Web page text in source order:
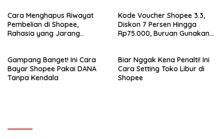
Cara Menghapus Riwayat
Pembelian di Shopee,
Rahasia yang Jarang
Kode Voucher Shopee 3.3,
Diskon 7 Persen Hingga
Rp75.000, Buruan Gunakan
Gampang Banget! Ini Cara
Bayar Shopee Pakai DANA
Tanpa Kendala
Biar Nggak Kena Penalti! Ini
Cara Setting Toko Libur di
Shopee